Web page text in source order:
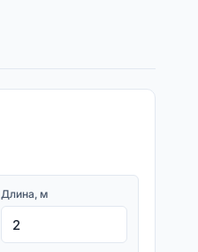
Длина, м